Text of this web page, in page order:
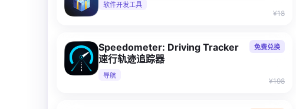
软件开发工具
¥18
Speedometer: Driving Tracker
速行轨迹追踪器
导航
免费兑换
¥198